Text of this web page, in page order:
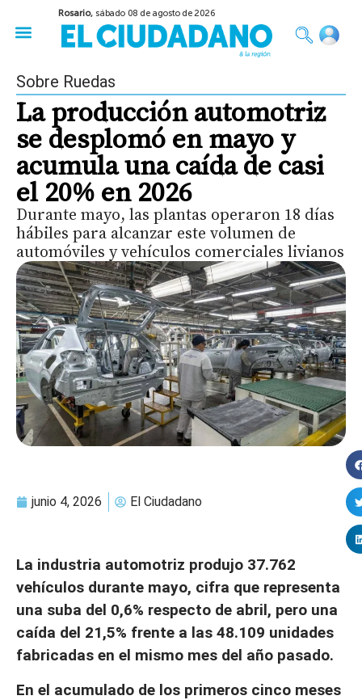
Rosario, sábado 08 de agosto de 2026
Sobre Ruedas
La producción automotriz
se desplomó en mayo y
acumula una caída de casi
el 20% en 2026
Durante mayo, las plantas operaron 18 días
hábiles para alcanzar este volumen de
automóviles y vehículos comerciales livianos
junio 4, 2026 El Ciudadano
La industria automotriz produjo 37.762
vehículos durante mayo, cifra que representa
una suba del 0,6% respecto de abril, pero una
caída del 21,5% frente a las 48.109 unidades
fabricadas en el mismo mes del año pasado.
En el acumulado de los primeros cinco meses